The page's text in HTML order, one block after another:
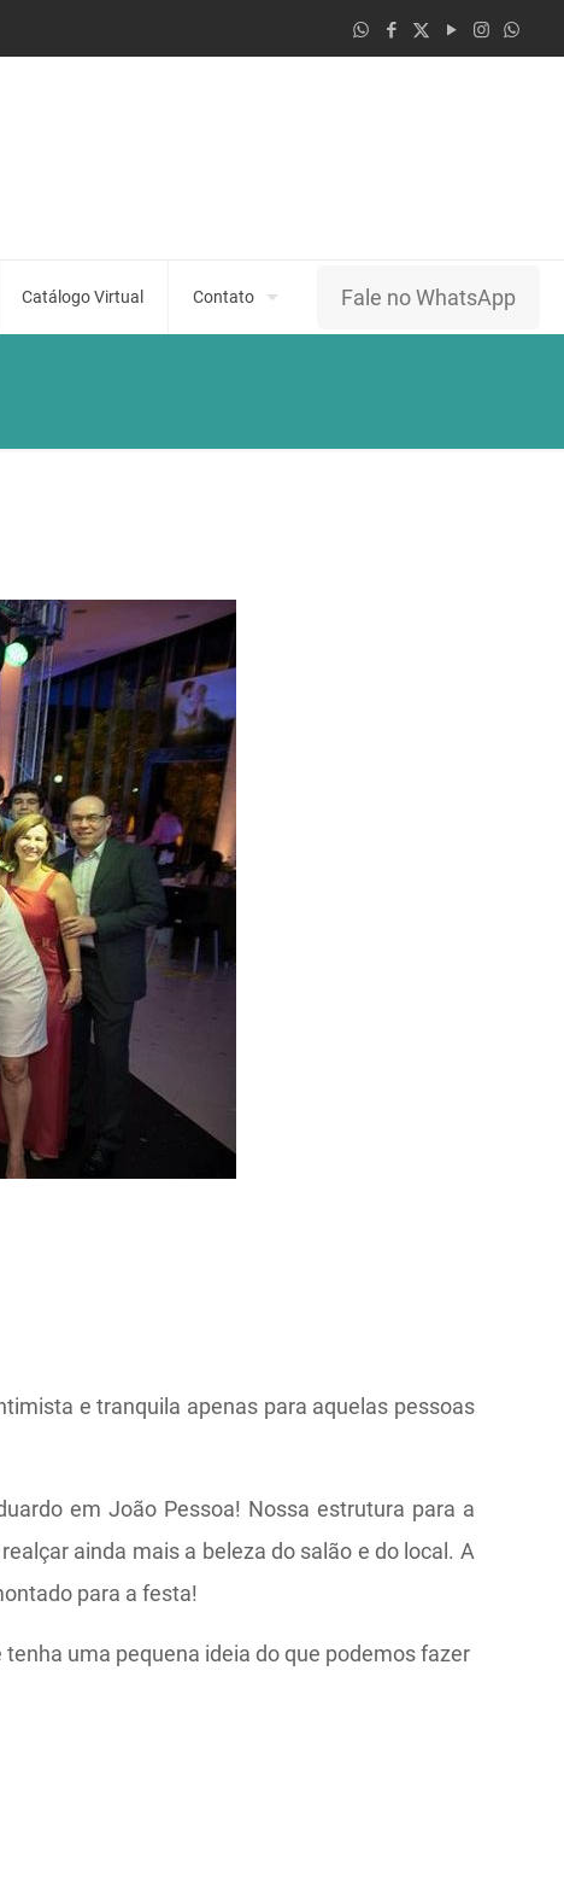
Catálogo Virtual Contato Fale no WhatsApp
e tranquila apenas para aquelas pessoas
em João Pessoa! Nossa estrutura para a
ainda mais a beleza do salão e do local. A
para a festa!
uma pequena ideia do que podemos fazer